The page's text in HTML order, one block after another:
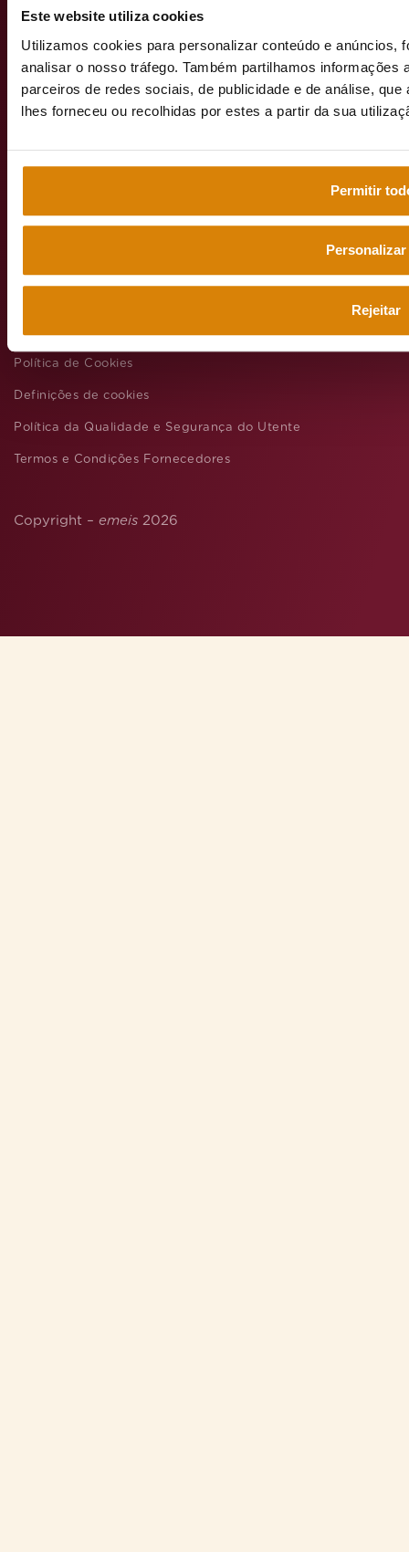
Este website utiliza cookies
Utilizamos cookies para personalizar conteúdo e anúncios,
analisar o nosso tráfego. Também partilhamos
parceiros de redes sociais, de publicidade e de análise,
lhes forneceu ou recolhidas por estes a partir da sua
Permitir
Personalizar
Rejeitar
Política Geral de Proteção de Dados Pessoais
Política de Cookies
Definições de cookies
Política da Qualidade e Segurança do Utente
Termos e Condições Fornecedores
Copyright – emeis 2026